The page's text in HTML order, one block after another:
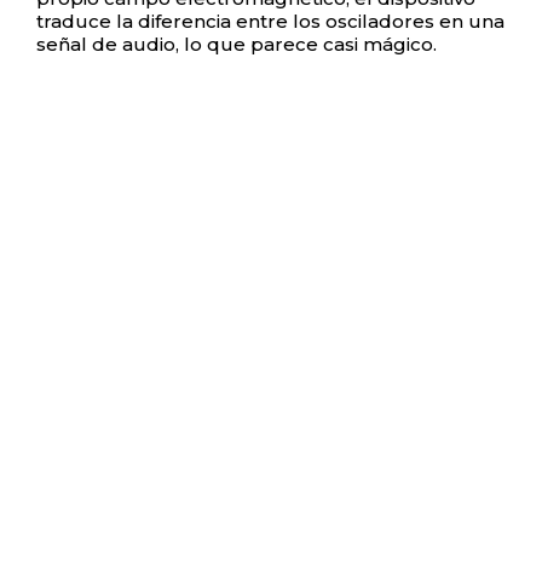
traduce la diferencia entre los osciladores en una
señal de audio, lo que parece casi mágico.